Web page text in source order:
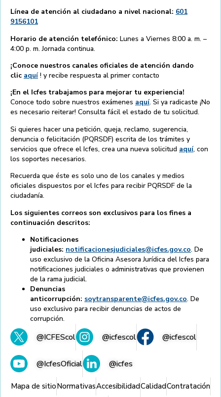
Línea de atención al ciudadano a nivel nacional: 601
9156101
Horario de atención telefónico: Lunes a Viernes 8:00 a. m. –
4:00 p. m. Jornada continua.
¡Conoce nuestros canales oficiales de atención dando
clic aquí! y recibe respuesta al primer contacto
¡En el Icfes trabajamos para mejorar tu experiencia!
Conoce todo sobre nuestros exámenes aquí. Si ya radicaste ¡No
es necesario reiterar! Consulta fácil el estado de tu solicitud.
Si quieres hacer una petición, queja, reclamo, sugerencia,
denuncia o felicitación (PQRSDF) escrita de los trámites y
servicios que ofrece el Icfes, crea una nueva solicitud aquí, con
los soportes necesarios.
Recuerda que éste es solo uno de los canales y medios
oficiales dispuestos por el Icfes para recibir PQRSDF de la
ciudadanía.
Los siguientes correos son exclusivos para los fines a
continuación descritos:
Notificaciones
judiciales: notificacionesjudiciales@icfes.gov.co. De
uso exclusivo de la Oficina Asesora Jurídica del Icfes para
notificaciones judiciales o administrativas que provienen
de la rama judicial.
Denuncias
anticorrupción: soytransparente@icfes.gov.co. De
uso exclusivo para recibir denuncias de actos de
corrupción.
@ICFEScol @icfescol @icfescol
@IcfesOficial @icfes
Mapa de sitioNormativasAccesibilidadCalidadContratación